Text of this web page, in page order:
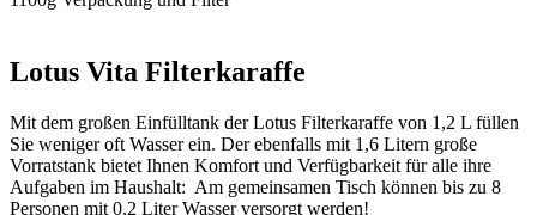
Lotus Vita Filterkaraffe
Mit dem großen Einfülltank der Lotus Filterkaraffe von 1,2 L füllen
Sie weniger oft Wasser ein. Der ebenfalls mit 1,6 Litern große
Vorratstank bietet Ihnen Komfort und Verfügbarkeit für alle ihre
Aufgaben im Haushalt: Am gemeinsamen Tisch können bis zu 8
Personen mit 0,2 Liter Wasser versorgt werden!